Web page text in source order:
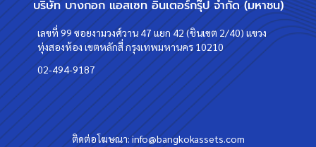
บริษัท บางกอก แอสเซท อินเตอร์กรุ๊ป จำกัด (มหาชน)
เลขที่ 99 ซอยงามวงศ์วาน 47 แยก 42 (ชินเขต 2/40) แขวง
ทุ่งสองห้อง เขตหลักสี่ กรุงเทพมหานคร 10210
02-494-9187
ติดต่อโฆษณา:info@bangkokassets.com